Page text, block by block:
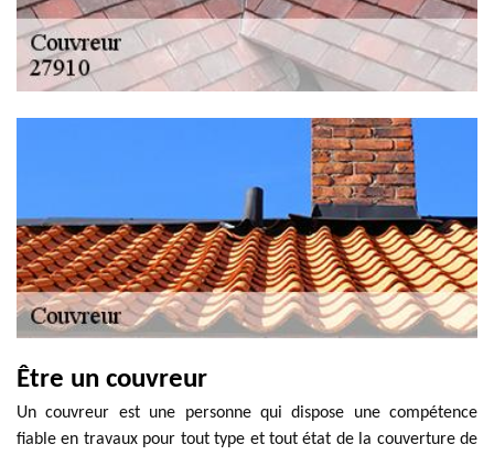
Être un couvreur
Un couvreur est une personne qui dispose une compétence
fiable en travaux pour tout type et tout état de la couverture de